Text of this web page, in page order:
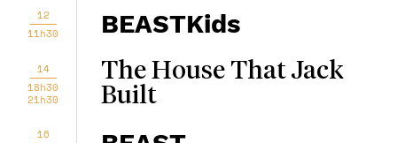
12
11h30
BEASTKids
14
18h30
21h30
The House That Jack
Built
16